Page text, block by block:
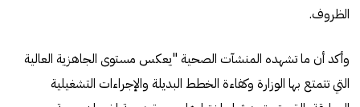
الظروف.
وأكد أن ما تشهده المنشآت الصحية "يعكس مستوى الجاهزية العالية
التي تتمتع بها الوزارة وكفاءة الخطط البديلة والإجراءات التشغيلية